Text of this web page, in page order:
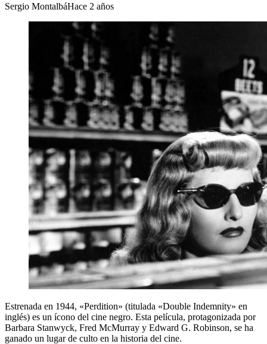
Sergio MontalbáHace 2 años
Estrenada en 1944, «Perdition» (titulada «Double Indemnity» en
inglés) es un ícono del cine negro. Esta película, protagonizada por
Barbara Stanwyck, Fred McMurray y Edward G. Robinson, se ha
ganado un lugar de culto en la historia del cine.